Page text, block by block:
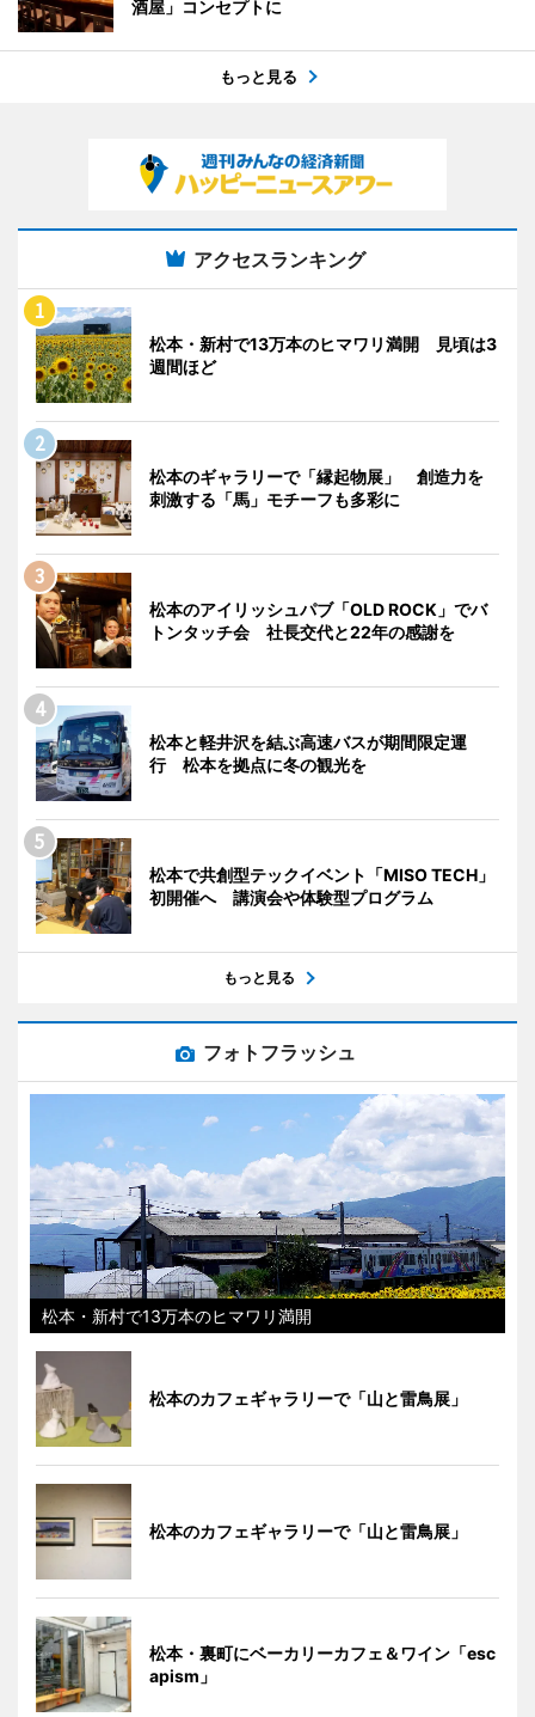
酒屋」コンセプトに
もっと見る
アクセスランキング
松本・新村で13万本のヒマワリ満開 見頃は3
週間ほど
松本のギャラリーで「縁起物展」 創造力を
刺激する「馬」モチーフも多彩に
松本のアイリッシュパブ「OLD ROCK」でバ
トンタッチ会 社長交代と22年の感謝を
松本と軽井沢を結ぶ高速バスが期間限定運
行 松本を拠点に冬の観光を
松本で共創型テックイベント「MISO TECH」
初開催へ 講演会や体験型プログラム
もっと見る
フォトフラッシュ
松本・新村で13万本のヒマワリ満開
松本のカフェギャラリーで「山と雷鳥展」
松本のカフェギャラリーで「山と雷鳥展」
松本・裏町にベーカリーカフェ＆ワイン「esc
apism」